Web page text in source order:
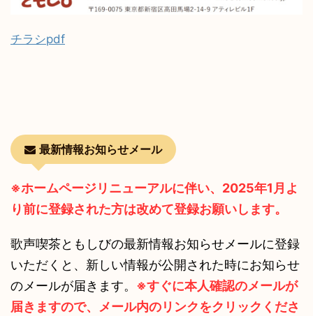
チラシpdf
最新情報お知らせメール
※ホームページリニューアルに伴い、2025年1月よ
り前に登録された方は改めて登録お願いします。
歌声喫茶ともしびの最新情報お知らせメールに登録
いただくと、新しい情報が公開された時にお知らせ
のメールが届きます。 ※すぐに本人確認のメールが
届きますので、メール内のリンクをクリックくださ